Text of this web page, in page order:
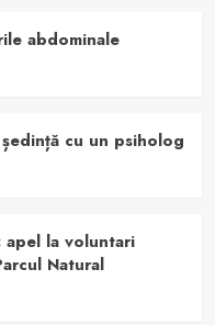
abdominale
cu un psiholog
apel la voluntari
Natural